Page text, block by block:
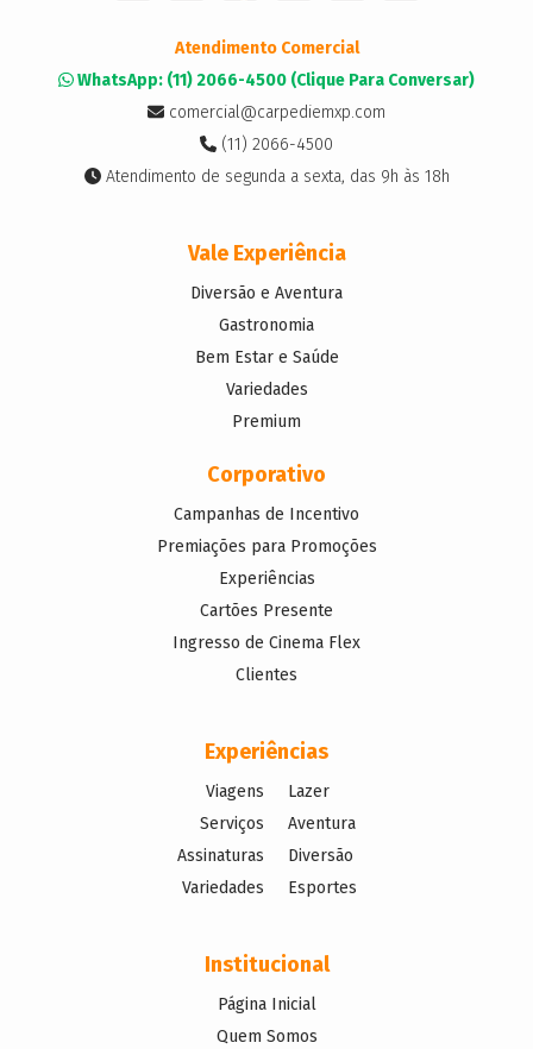
Vale Experiência
Diversão e Aventura
Gastronomia
Bem Estar e Saúde
Variedades
Premium
Corporativo
Campanhas de Incentivo
Premiações para Promoções
Experiências
Cartões Presente
Ingresso de Cinema Flex
Clientes
Atendimento Comercial
WhatsApp: (11) 2066-4500 (Clique Para Conversar)
comercial@carpediemxp.com
(11) 2066-4500
Atendimento de segunda a sexta, das 9h às 18h
Experiências
Viagens
Serviços
Assinaturas
Variedades
Lazer
Aventura
Diversão
Esportes
Institucional
Página Inicial
Quem Somos